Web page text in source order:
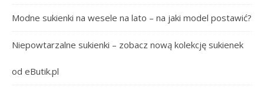
Modne sukienki na wesele na lato – na jaki model postawić?
Niepowtarzalne sukienki – zobacz nową kolekcję sukienek
od eButik.pl